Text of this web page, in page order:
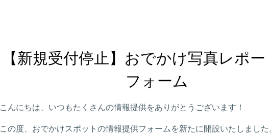
【新規受付停止】おでかけ写真レポー
フォーム
こんにちは、いつもたくさんの情報提供をありがとうございます！
この度、おでかけスポットの情報提供フォームを新たに開設いたしました